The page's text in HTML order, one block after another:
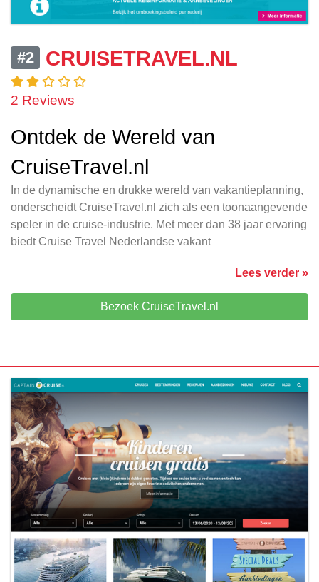
#2 CRUISETRAVEL.NL
2 Reviews
Ontdek de Wereld van
CruiseTravel.nl
In de dynamische en drukke wereld van vakantieplanning,
onderscheidt CruiseTravel.nl zich als een toonaangevende
speler in de cruise-industrie. Met meer dan 38 jaar ervaring
biedt Cruise Travel Nederlandse vakant
Lees verder »
Bezoek CruiseTravel.nl